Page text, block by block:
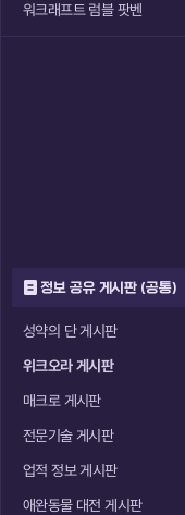
워크래프트 럼블 팟벤
정보 공유 게시판 (공통)
성약의 단 게시판
위크오라 게시판
매크로 게시판
전문기술 게시판
업적 정보 게시판
애완동물 대전 게시판